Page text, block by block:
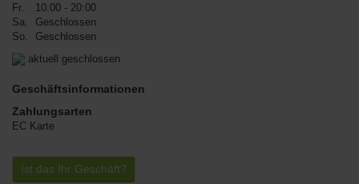
Fr.
10:00 - 20:00
Sa.
Geschlossen
So.
Geschlossen
aktuell geschlossen
Geschäftsinformationen
Zahlungsarten
EC Karte
Ist das Ihr Geschäft?